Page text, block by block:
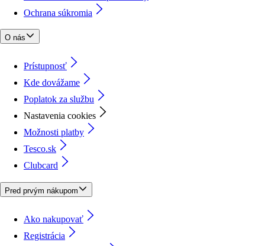
Ochrana súkromia
O nás
Prístupnosť
Kde dovážame
Poplatok za službu
Nastavenia cookies
Možnosti platby
Tesco.sk
Clubcard
Pred prvým nákupom
Ako nakupovať
Registrácia